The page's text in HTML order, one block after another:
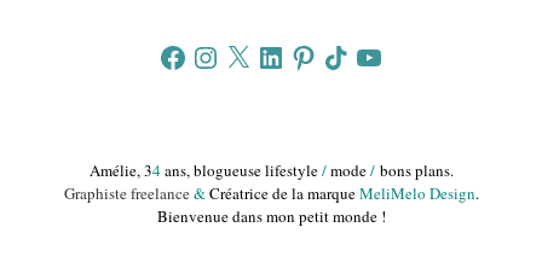
FacebookInstagram
X LinkedInPinterestTikTokYouTube
Amélie, 34ans, blogueuse lifestyle/mode/bons plans.
Graphiste freelance&Créatrice de la marqueMeliMelo Design.
Bienvenue dans mon petit monde !